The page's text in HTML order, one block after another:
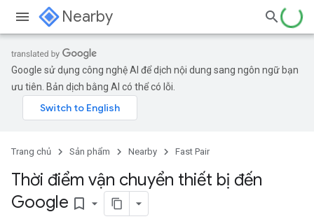
Nearby
Google sử dụng công nghệ AI để dịch nội dung sang ngôn ngữ bạn
ưu tiên. Bản dịch bằng AI có thể có lỗi.
Trang chủ Sản phẩm Nearby Fast Pair
Thời điểm vận chuyển thiết bị đến
Google bookmark_border